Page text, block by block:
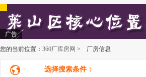
广告
您的当前位置： 360厂库房网 > 厂房信息
选择搜索条件：